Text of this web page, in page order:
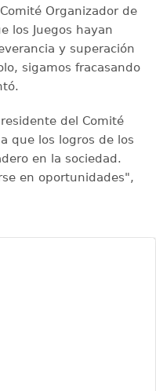
Organizador de
los Juegos hayan
y superación
sigamos fracasando
del Comité
que los logros de los
en la sociedad.
en oportunidades",